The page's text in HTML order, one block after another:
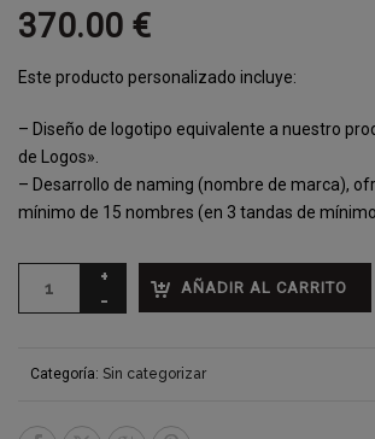
370.00 €
Este producto personalizado incluye:
– Diseño de logotipo equivalente a nuestro
de Logos».
– Desarrollo de naming (nombre de marca),
mínimo de 15 nombres (en 3 tandas de
AÑADIR AL CARRITO
Categoría: Sin categorizar